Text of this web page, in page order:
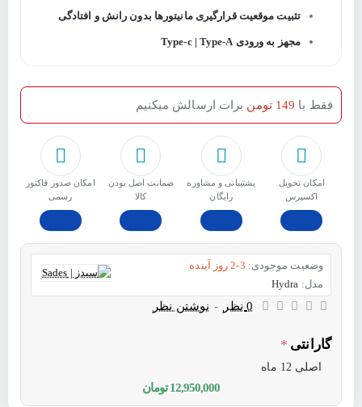
تثبیت موقعیت قرارگیری مانیتورها بدون رانش و افتادگی
مجهز به ورودی Type-c | Type-A
امکان تحویل
اکسپرس
پشتیبانی و مشاوره
رایگان
ﺿﻤﺎﻧﺖ اﺻﻞ ﺑﻮدن
ﮐﺎﻟﺎ
امکان صدور فاکتور
رسمی
فقط با 149 تومن برات ارسالش میکنیم
وضعیت موجودی: 2-3 روز آینده
مدل: Hydra
0 نظر - نوشتن نظر
گارانتی
اصلی 12 ماه
12,950,000 تومان